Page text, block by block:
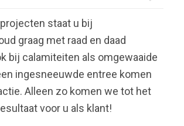
staat u bij
graag met raad en daad
bij calamiteiten als omgewaaide
ingesneeuwde entree komen
Alleen zo komen we tot het
voor u als klant!